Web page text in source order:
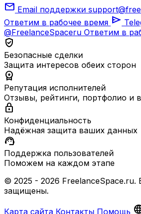
mail Email поддержки
Ответим в рабочее время send
@FreelanceSpaceru Ответим в
verified_user
Безопасные сделки
Защита интересов обеих сторон
workspace_premium
Репутация исполнителей
Отзывы, рейтинги, портфолио и
lock
Конфиденциальность
Надёжная защита ваших данных
support_agent
Поддержка пользователей
Поможем на каждом этапе
© 2025 - 2026 FreelanceSpace.ru.
защищены.
Карта сайта Контакты Помощь